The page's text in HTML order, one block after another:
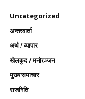
Uncategorized
अन्तरवार्ता
अर्थ / व्यापार
खेलकुद / मनोरञ्जन
मुख्य समाचार
राजनिति